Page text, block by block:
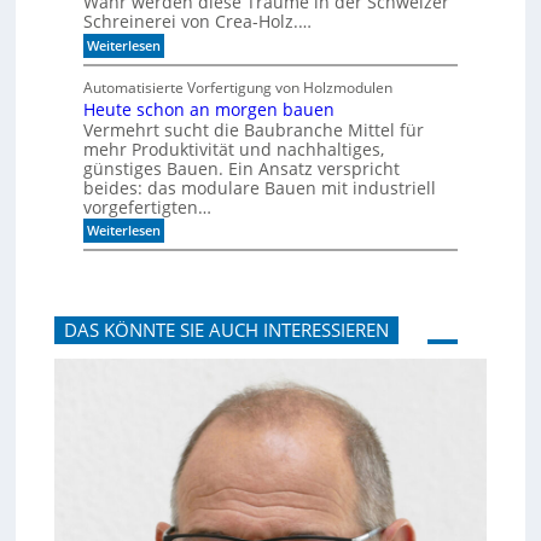
e
c
h
n
k
?
g
u
g
u
f
S
c
h
i
e
n
e
n
Schreinerei von Crea-Holz.…
Weiterlesen:
F
i
n
s
c
h
l
i
f
f
i
u
s
t
Automatisierte Vorfertigung von Holzmodulen
Heute schon an morgen bauen
Vermehrt sucht die Baubranche Mittel für
mehr Produktivität und nachhaltiges,
günstiges Bauen. Ein Ansatz verspricht
beides: das modulare Bauen mit industriell
vorgefertigten…
Weiterlesen:
H
e
s
c
n
DAS KÖNNTE SIE AUCH INTERESSIEREN